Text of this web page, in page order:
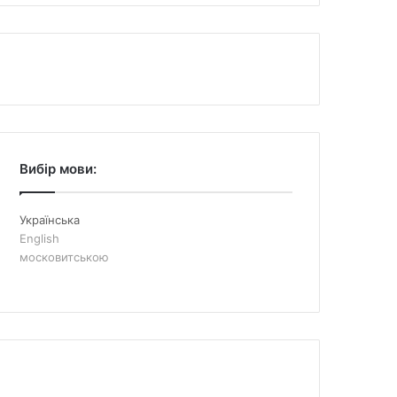
Вибір мови:
Українська
English
московитською